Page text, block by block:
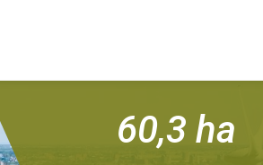
60,3 ha